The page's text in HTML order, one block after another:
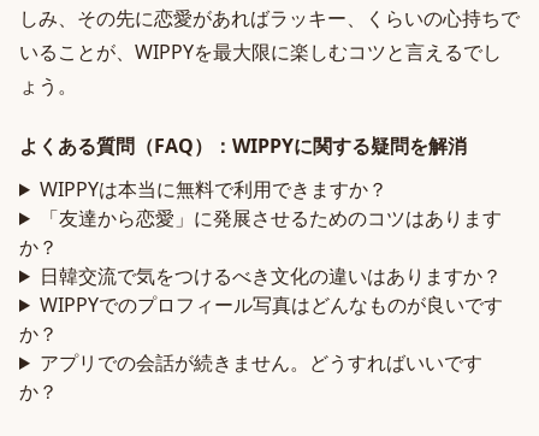
しみ、その先に恋愛があればラッキー、くらいの心持ちで
いることが、WIPPYを最大限に楽しむコツと言えるでし
ょう。
よくある質問（FAQ）：WIPPYに関する疑問を解消
WIPPYは本当に無料で利用できますか？
「友達から恋愛」に発展させるためのコツはあります
か？
日韓交流で気をつけるべき文化の違いはありますか？
WIPPYでのプロフィール写真はどんなものが良いです
か？
アプリでの会話が続きません。どうすればいいです
か？